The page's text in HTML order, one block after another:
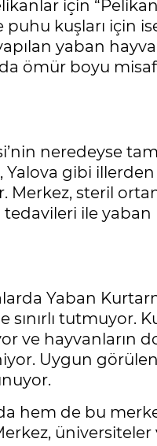
için “Pelikan
puhu kuşları için
yaban
ömür boyu
neredeyse
Yalova gibi
Merkez, steril
ile yaban
Yaban
tutmuyor.
ve hayvanların
Uygun
hem de bu
üniversiteler